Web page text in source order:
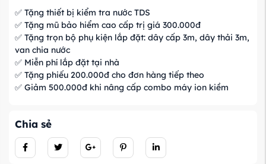
✅ Tặng thiết bị kiểm tra nước TDS
✅ Tặng mũ bảo hiểm cao cấp trị giá 300.000đ
✅ Tặng trọn bộ phụ kiện lắp đặt: dây cấp 3m, dây thải 3m,
van chia nước
✅ Miễn phí lắp đặt tại nhà
✅ Tặng phiếu 200.000đ cho đơn hàng tiếp theo
✅ Giảm 500.000đ khi nâng cấp combo máy ion kiềm
Chia sẻ